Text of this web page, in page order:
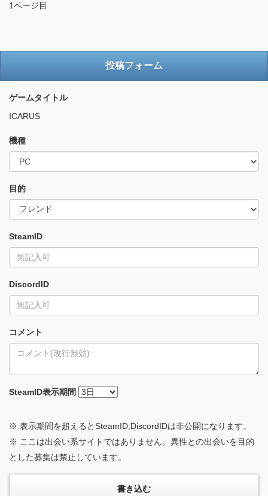
1ページ目
投稿フォーム
ゲームタイトル
ICARUS
機種
目的
SteamID
DiscordID
コメント
SteamID表示期間
※ 表示期間を超えるとSteamID,DiscordIDは非公開になります。
※ ここは出会い系サイトではありません。異性との出会いを目的
とした募集は禁止しています。